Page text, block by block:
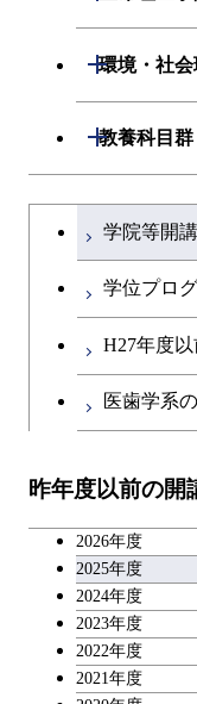
専
専
生開閉
環境・社
開閉
建築
開閉
開閉
イ
技
開閉
専
教養科目群
開閉
文
英
第
キャ
大学院課程を切り替える
学院等開
学位プロ
H27年度
医歯学系
昨年度以前の開
2026年度
2025年度
2024年度
2023年度
2022年度
2021年度